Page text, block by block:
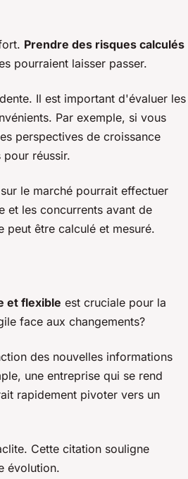
Prendre des risques calculés
pourraient laisser passer.
Il est important d'évaluer les
Par exemple, si vous
perspectives de croissance
pour réussir.
le marché pourrait effectuer
et les concurrents avant de
peut être calculé et mesuré.
et flexible est cruciale pour la
face aux changements?
des nouvelles informations
une entreprise qui se rend
rapidement pivoter vers un
Cette citation souligne
évolution.